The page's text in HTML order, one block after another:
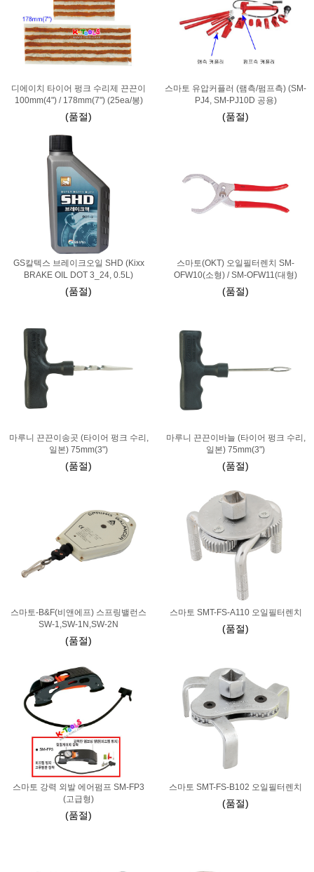
디에이치 타이어 펑크 수리제 끈끈이
100mm(4") / 178mm(7") (25ea/봉)
(품절)
스마토 유압커플러 (램측/펌프측) (SM-
PJ4, SM-PJ10D 공용)
(품절)
GS칼텍스 브레이크오일 SHD (Kixx
BRAKE OIL DOT 3_24, 0.5L)
(품절)
스마토(OKT) 오일필터렌치 SM-
OFW10(소형) / SM-OFW11(대형)
(품절)
마루니 끈끈이송곳 (타이어 펑크 수리,
일본) 75mm(3")
(품절)
마루니 끈끈이바늘 (타이어 펑크 수리,
일본) 75mm(3")
(품절)
스마토-B&F(비앤에프) 스프링밸런스
SW-1,SW-1N,SW-2N
(품절)
스마토 SMT-FS-A110 오일필터렌치
(품절)
스마토 강력 외발 에어펌프 SM-FP3
(고급형)
(품절)
스마토 SMT-FS-B102 오일필터렌치
(품절)